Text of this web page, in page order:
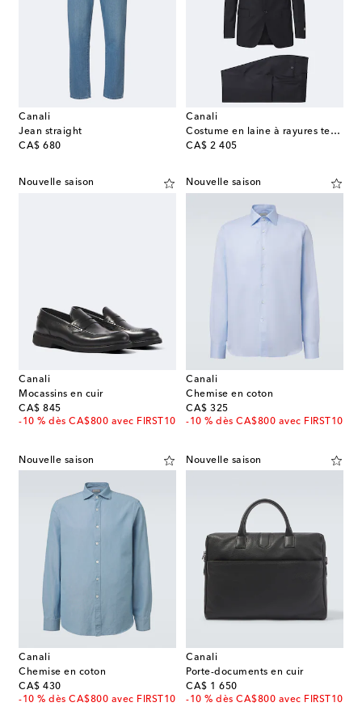
Canali
Jean straight
CA$ 680
original price
Canali
Costume en laine à rayures tennis
CA$ 2 405
original price
Nouvelle saison
Canali
Mocassins en cuir
CA$ 845
original price
-10 % dès CA$800 avec FIRST10
Nouvelle saison
Canali
Chemise en coton
CA$ 325
original price
-10 % dès CA$800 avec FIRST10
Nouvelle saison
Canali
Chemise en coton
CA$ 430
original price
-10 % dès CA$800 avec FIRST10
Nouvelle saison
Canali
Porte-documents en cuir
CA$ 1 650
original price
-10 % dès CA$800 avec FIRST10